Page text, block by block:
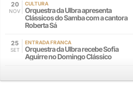
20
NOV
CULTURA
Orquestra da Ulbra apresenta
Clássicos do Samba com a cantora
Roberta Sá
25
SET
ENTRADA FRANCA
Orquestra da Ulbra recebe Sofia
Aguirre no Domingo Clássico